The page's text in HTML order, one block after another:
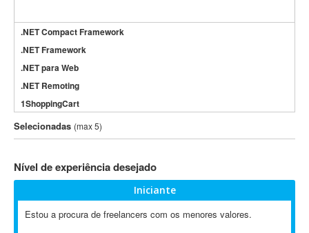
.NET Compact Framework
.NET Framework
.NET para Web
.NET Remoting
1ShoppingCart
3DS Max
3GSM
802.11
A-GPS
Selecionadas (max 5)
Nível de experiência desejado
Iniciante
Estou a procura de freelancers com os menores valores.